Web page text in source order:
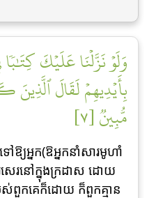
وَلَوۡ نَزَّلۡنَا عَلَيۡكَ
بِأَيۡدِيهِمۡ لَقَالَ
مُّبِينٞ [٧]
ឱ្យអ្នក(ឱអ្នកនាំសារមូហាំ
េរនៅក្នុងក្រដាស ដោយ
ស់ពួកគេក៏ដោយ ក៏ពួកគ្មាន